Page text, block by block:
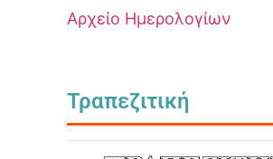
Αρχείο Ημερολογίων
Τραπεζιτική